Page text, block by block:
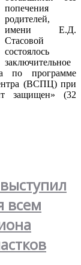
попечения
родителей,
имени Е.Д.
Стасовой
состоялось
заключительное
по программе
(ВСПЦ) при
защищен» (32
всем